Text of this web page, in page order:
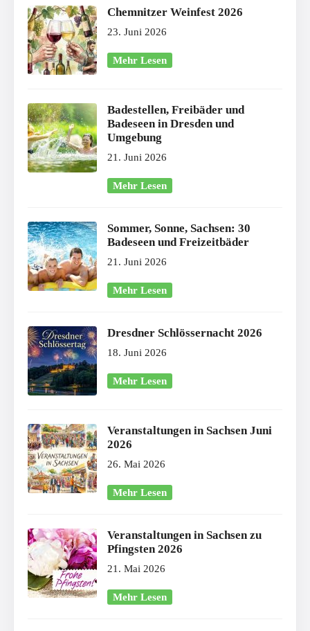
Chemnitzer Weinfest 2026
23. Juni 2026
Mehr Lesen
Badestellen, Freibäder und
Badeseen in Dresden und
Umgebung
21. Juni 2026
Mehr Lesen
Sommer, Sonne, Sachsen: 30
Badeseen und Freizeitbäder
21. Juni 2026
Mehr Lesen
Dresdner Schlössernacht 2026
18. Juni 2026
Mehr Lesen
Veranstaltungen in Sachsen Juni
2026
26. Mai 2026
Mehr Lesen
Veranstaltungen in Sachsen zu
Pfingsten 2026
21. Mai 2026
Mehr Lesen